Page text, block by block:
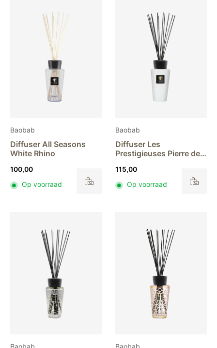
Baobab
Diffuser All Seasons
White Rhino
100,00
Op voorraad
Baobab
Diffuser Les
Prestigieuses Pierre de
115,00
Op voorraad